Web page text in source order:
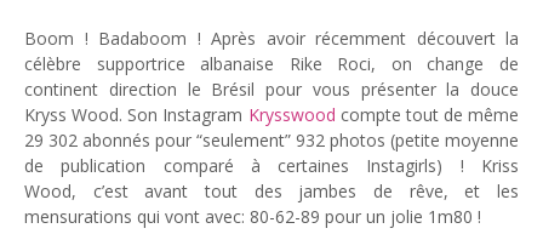
God It’s Friday | Irish Call
Mar 16, 2017 | Joyeux
anniversaire Lara Croft !
Mar 10, 2017 |TGIF – Thank
God It’s Friday | Journée de
la Femme
Mar 06, 2017 |No Money
Kids s’offre un clip très
Boom ! Badaboom ! Après avoir récemment découvert la
célèbre supportrice albanaise Rike Roci, on change de
continent direction le Brésil pour vous présenter la douce
Kryss Wood. Son Instagram Krysswood compte tout de même
29 302 abonnés pour “seulement” 932 photos (petite moyenne
de publication comparé à certaines Instagirls) ! Kriss
Wood, c’est avant tout des jambes de rêve, et les
mensurations qui vont avec: 80-62-89 pour un jolie 1m80 !